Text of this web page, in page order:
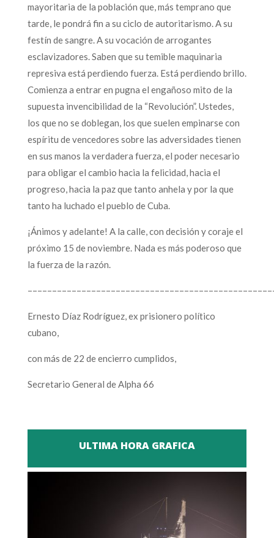
mayoritaria de la población que, más temprano que
tarde, le pondrá fin a su ciclo de autoritarismo. A su
festín de sangre. A su vocación de arrogantes
esclavizadores. Saben que su temible maquinaria
represiva está perdiendo fuerza. Está perdiendo brillo.
Comienza a entrar en pugna el engañoso mito de la
supuesta invencibilidad de la “Revolución”. Ustedes,
los que no se doblegan, los que suelen empinarse con
espíritu de vencedores sobre las adversidades tienen
en sus manos la verdadera fuerza, el poder necesario
para obligar el cambio hacia la felicidad, hacia el
progreso, hacia la paz que tanto anhela y por la que
tanto ha luchado el pueblo de Cuba.
¡Ánimos y adelante! A la calle, con decisión y coraje el
próximo 15 de noviembre. Nada es más poderoso que
la fuerza de la razón.
Ernesto Díaz Rodríguez, ex prisionero político
cubano,
con más de 22 de encierro cumplidos,
Secretario General de Alpha 66
ULTIMA HORA GRAFICA